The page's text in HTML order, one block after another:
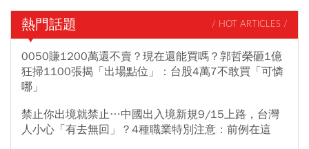
熱門話題 / HOT ARTICLES /
0050賺1200萬還不賣？現在還能買嗎？郭哲榮砸1億
狂掃1100張揭「出場點位」：台股4萬7不敢買「可憐
哪」
禁止你出境就禁止…中國出入境新規9/15上路，台灣
人小心「有去無回」？4種職業特別注意：前例在這